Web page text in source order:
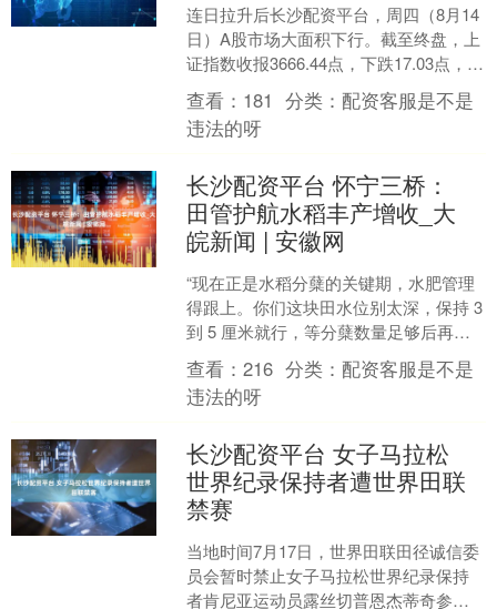
连日拉升后长沙配资平台，周四（8月14
日）A股市场大面积下行。截至终盘，上
证指数收报3666.44点，下跌17.03点，跌
幅0.46%；深证成指收报11451.....
查看： 181 分类：配资客服是不是
违法的呀
长沙配资平台 怀宁三桥：
田管护航水稻丰产增收_大
皖新闻 | 安徽网
“现在正是水稻分蘖的关键期，水肥管理
得跟上。你们这块田水位别太深，保持 3
到 5 厘米就行，等分蘖数量足够后再晒
田，这样能促进根系发育。” 近日，在怀
宁县三桥....
查看：216 分类：配资客服是不是
违法的呀
长沙配资平台 女子马拉松
世界纪录保持者遭世界田联
禁赛
当地时间7月17日，世界田联田径诚信委
员会暂时禁止女子马拉松世界纪录保持
者肯尼亚运动员露丝切普恩杰蒂奇参加